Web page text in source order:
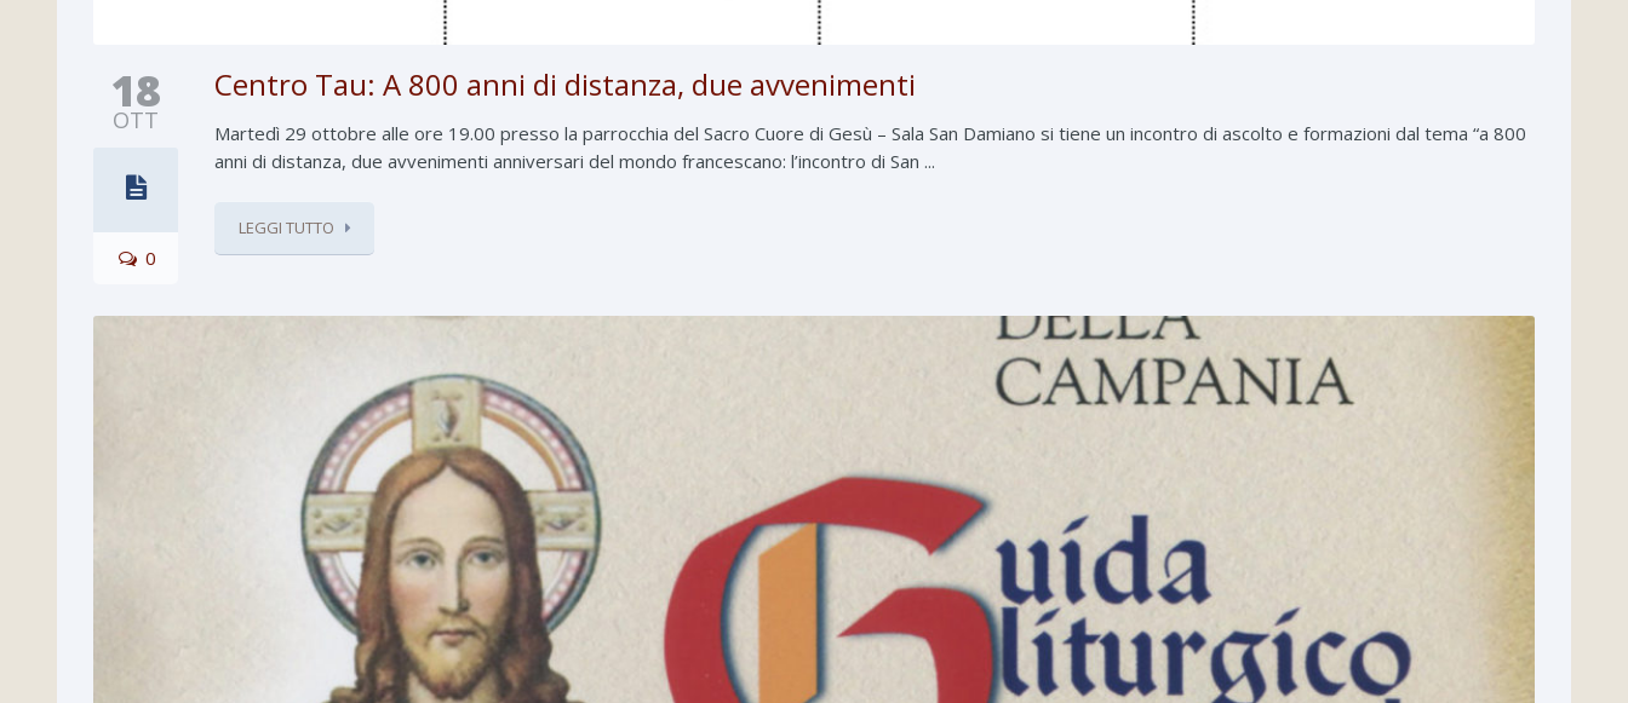
18
OTT
0
Centro Tau: A 800 anni di distanza, due avvenimenti
Martedì 29 ottobre alle ore 19.00 presso la parrocchia del Sacro Cuore di Gesù – Sala San Damiano si tiene un incontro di ascolto e formazioni dal tema “a 800
anni di distanza, due avvenimenti anniversari del mondo francescano: l’incontro di San ...
LEGGI TUTTO